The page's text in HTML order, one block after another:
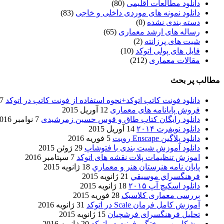
دانلود مطالعات اقلیمی (80)
دانلود نمونه های موردی داخلی و خاجی (83)
دسته بندی نشده (0)
رساله های ارشد معماری (65)
شیت های پرزانته (2)
فایل های پولی اتوکد (10)
مقالات معماری (212)
مطالب پر بحث
دانلود فونت کاتب اتوکد+نحوه استفاده از فونت کاتب در اتوکد 7 آگوست 2017
فروش پایانامه های معماری 12 آوریل 2015
دانلود رایگان کتاب طاق و قوس حسین زمرشیدی 7 نوامبر 2016
دانلود نویفرت ۲۰۱۴
14 آوریل 2015
دانلود پلاگین Enscape رویت
5 فوریه 2016
دانلود آموزش شیت بندی با فتوشاپ 29 ژوئن 2015
اموزش تنظیمات پلات نقشه های اتوکد 7 سپتامبر 2016
پایان نامه هنرستان هنر و معماري 18 ژانویه 2015
فرهنگسراي موسيقي 21 ژانویه 2015
دانلود اسکیچ آپ ۲۰۱۵
18 ژانویه 2015
بررسی معماری کلاسیک 28 فوریه 2015
آموزش کامل فرمان Scale در اتوکد
31 ژانویه 2016
تحلیل فرهنگسرای فرشچیان 15 ژانویه 2015